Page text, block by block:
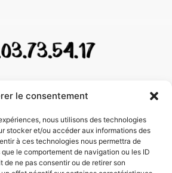
le consentement
nous utilisons des technologies
stocker et/ou accéder aux informations des
à ces technologies nous permettra de
le comportement de navigation ou les ID
de ne pas consentir ou de retirer son